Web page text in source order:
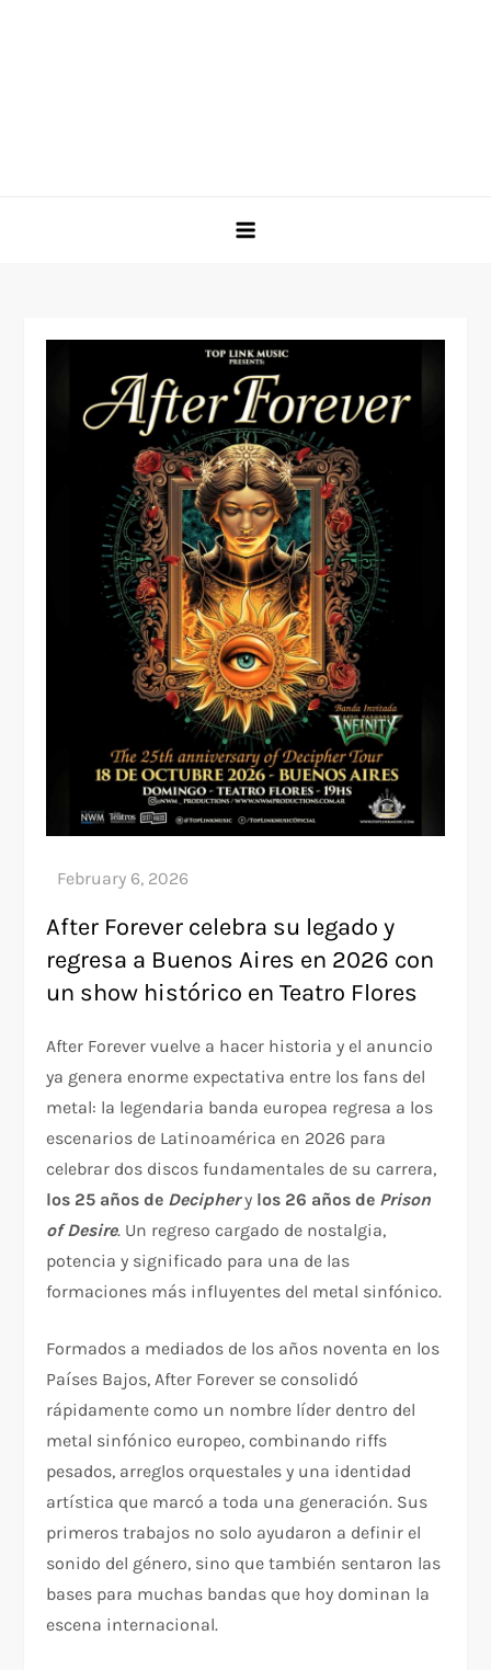
After Forever celebra su legado y
regresa a Buenos Aires en 2026 con
un show histórico en Teatro Flores
After Forever vuelve a hacer historia y el anuncio
ya genera enorme expectativa entre los fans del
metal: la legendaria banda europea regresa a los
escenarios de Latinoamérica en 2026 para
celebrar dos discos fundamentales de su carrera,
los 25 años de Deciphery los 26 años de Prison
of Desire. Un regreso cargado de nostalgia,
potencia y significado para una de las
formaciones más influyentes del metal sinfónico.
Formados a mediados de los años noventa en los
Países Bajos, After Forever se consolidó
rápidamente como un nombre líder dentro del
metal sinfónico europeo, combinando riffs
pesados, arreglos orquestales y una identidad
artística que marcó a toda una generación. Sus
primeros trabajos no solo ayudaron a definir el
sonido del género, sino que también sentaron las
bases para muchas bandas que hoy dominan la
escena internacional.